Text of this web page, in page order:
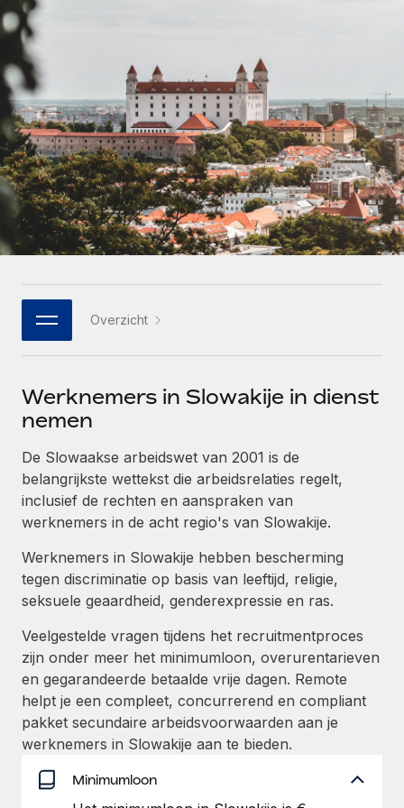
Ingewikkelde HR-taken eenvoudig uitbesteden
INFRASTRUCTUUR
Remote Embedded
HR naadloos in workflows integreren
Platform
Ingebouwde essentiële HR-functies voor je team
Integraties
Krijg hulp van global HR- en juridische experts
Achtergrondonderzoek
Vereenvoudig het screeningsproces van
kandidaten
Compliance Watchtower
Blijf compliance-risico's voor
Apparaatbeheer
Lever en track wereldwijd IT-middelen
Entiteiten oprichten
Stel snel compliant entiteiten op
Mobiliteit en overplaatsing
Plaats werknemers moeiteloos over
Flexibele global HR en payroll solutions voor groeiende
bedrijven
Mid-market
Teams uitbreiden met HR solutions op maat
Enterprise
Global HR voor grote bedrijven
WERK MET ONS SAMEN
Strategische technologiepartners
Een partner worden
Ontdek hoe je met ons kunt samenwerken
CASESTUDY'S
LEREN MET REMOTE
Onderzoek en gidsen
Casestudy's
HR-woordenlijst
Checklists en templates
Webinars
Newsroom
Inzichtencentrum
Support
Alle bronnen bekijken
BLOG
Global Payroll
EOR en PEO
Contractor Management
Belastingen
Naar de blog
Nederlands
Français
Deutsch
Español
Italiano
Português (Portugal)
日本語
한국어
Overzicht
Werknemers in Slowakije in dienst
nemen
De Slowaakse arbeidswet van 2001 is de
belangrijkste wettekst die arbeidsrelaties regelt,
inclusief de rechten en aanspraken van
werknemers in de acht regio's van Slowakije.
Werknemers in Slowakije hebben bescherming
tegen discriminatie op basis van leeftijd, religie,
seksuele geaardheid, genderexpressie en ras.
Veelgestelde vragen tijdens het recruitmentproces
zijn onder meer het minimumloon, overurentarieven
en gegarandeerde betaalde vrije dagen. Remote
helpt je een compleet, concurrerend en compliant
pakket secundaire arbeidsvoorwaarden aan je
werknemers in Slowakije aan te bieden.
Minimumloon